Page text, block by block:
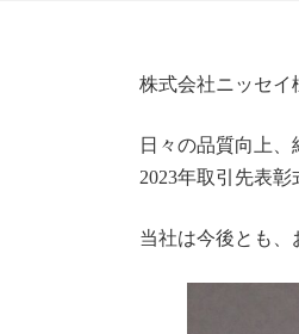
株式会社ニッセ
日々の品質向上、
2023年取引先表
当社は今後とも、